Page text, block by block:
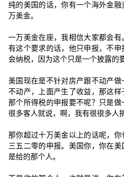
纯的美国的话，你有一个海外金
万美金。
一万美金在座，我相信大家都会
有这个要求的话，他只申报，不
会纳税，因为这个只是一个披露的
美国现在是不针对房产跟不动产
不动产，上面产生了收益，那这
那个所得税的申报要不呢？只是做
很多客人就说，啊，我有很很多人
那你超过十万美金以上的话呢，
三五二零的申报。美国你，你在
是给的那个人。